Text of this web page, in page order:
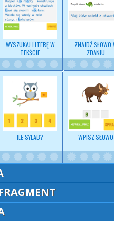
WYSZUKAJ LITERĘ W
TEKŚCIE
ZNAJDŹ SŁOWO
ZDANIU
ILE SYLAB? WPISZ SŁOWO